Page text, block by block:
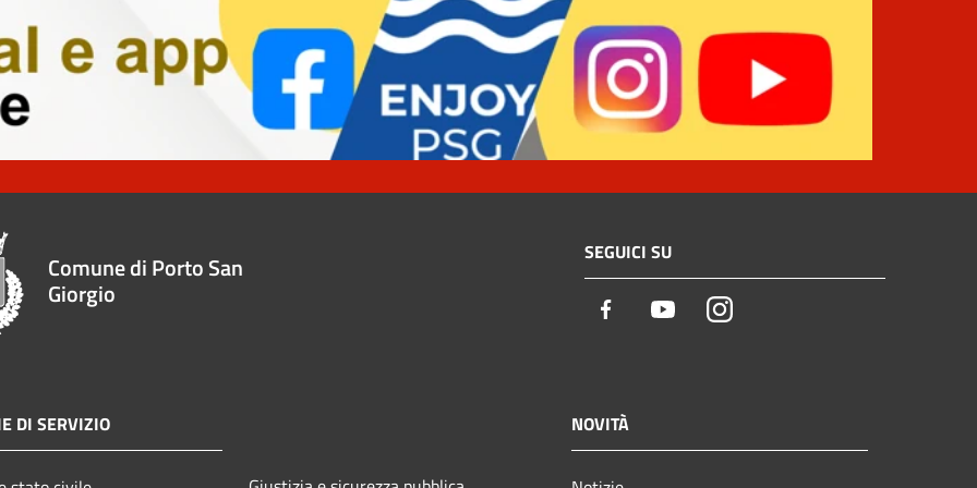
Comune di Porto San
Giorgio
SEGUICI SU
Facebook YoutubeInstagram
DI SERVIZIO NOVITÀ